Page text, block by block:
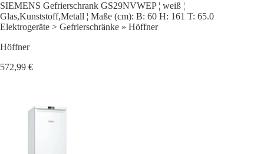
SIEMENS Gefrierschrank GS29NVWEP ¦ weiß ¦
Glas,Kunststoff,Metall ¦ Maße (cm): B: 60 H: 161 T: 65.0
Elektrogeräte > Gefrierschränke » Höffner
Höffner
572,99 €